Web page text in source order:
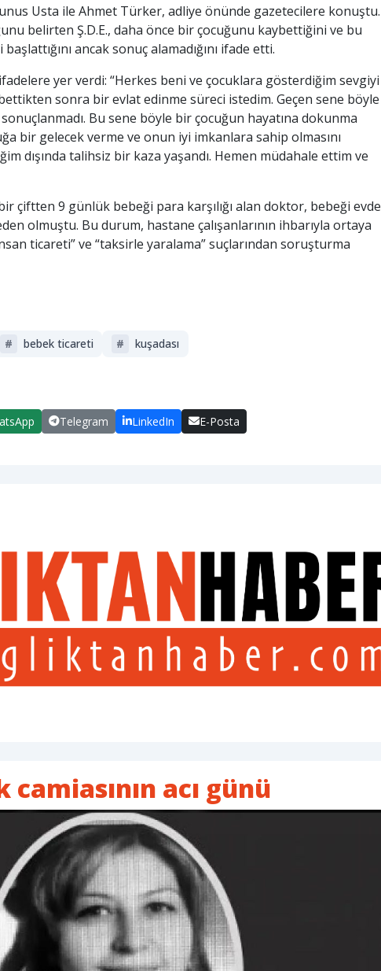
Usta ile Ahmet Türker, adliye önünde gazetecilere konuştu.
belirten Ş.D.E., daha önce bir çocuğunu kaybettiğini ve bu
ancak sonuç alamadığını ifade etti.
ifadelere yer verdi: “Herkes beni ve çocuklara gösterdiğim sevgiyi
sonra bir evlat edinme süreci istedim. Geçen sene böyle
Bu sene böyle bir çocuğun hayatına dokunma
bir gelecek verme ve onun iyi imkanlara sahip olmasını
dışında talihsiz bir kaza yaşandı. Hemen müdahale ettim ve
çiftten 9 günlük bebeği para karşılığı alan doktor, bebeği evde
olmuştu. Bu durum, hastane çalışanlarının ihbarıyla ortaya
ticareti” ve “taksirle yaralama” suçlarından soruşturma
# bebek ticareti # kuşadası
Telegram LinkedIn E-Posta
camiasının acı günü